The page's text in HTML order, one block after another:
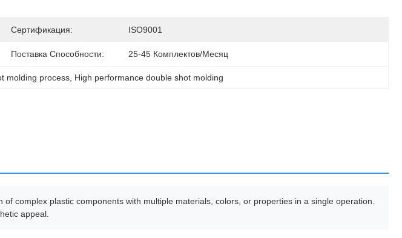
Сертификация: ISO9001
Поставка Способности: 25-45 Комплектов/месяц
molding process High performance double shot molding
complex plastic components with multiple materials, colors, or properties in a single operation.
appeal.